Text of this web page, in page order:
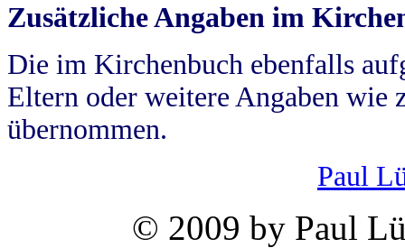
Zusätzliche Angaben im
Die im Kirchenbuch ebenfalls
Eltern oder weitere Angaben wie
übernommen.
Paul
© 2009 by Paul